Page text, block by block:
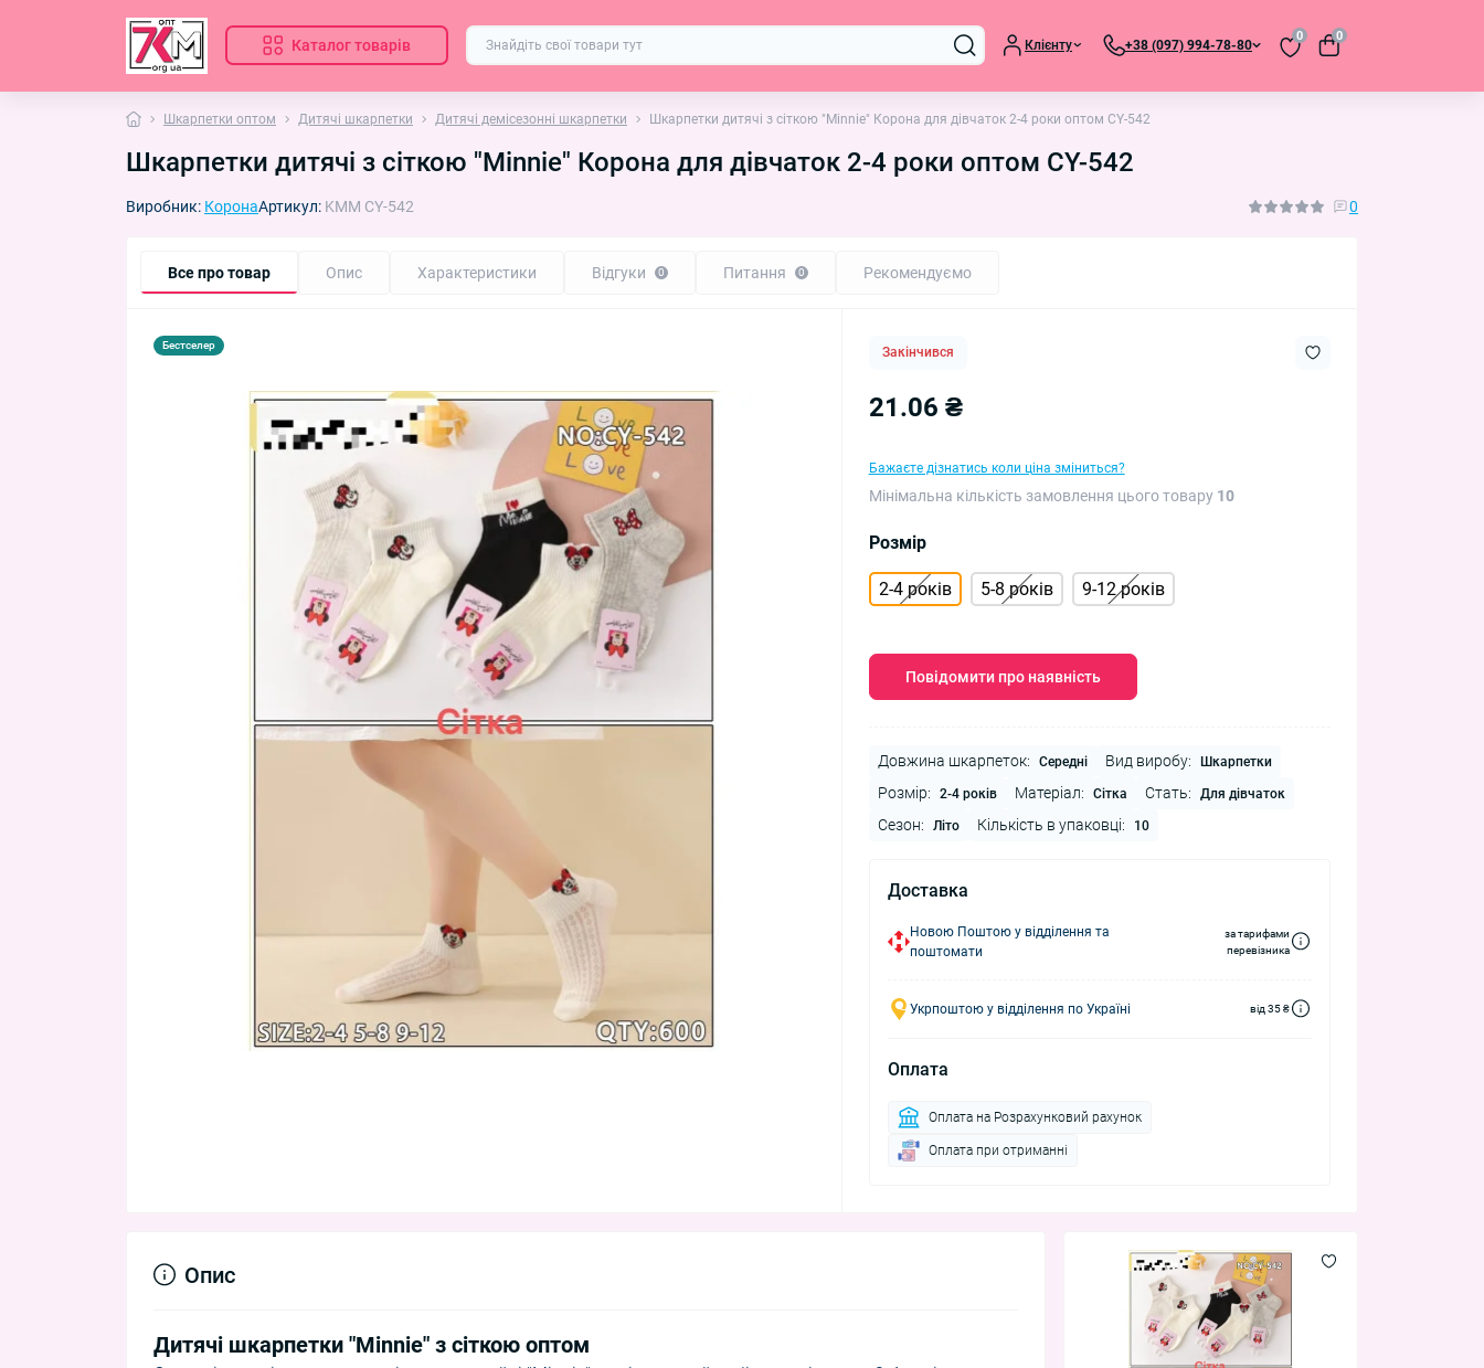
Каталог товарів Клієнту +38 (097) 994-78-80
0 0
Шкарпетки оптом Дитячі шкарпетки Дитячі демісезонні шкарпетки Шкарпетки дитячі з сіткою "Minnie" Корона для дівчаток 2-4 роки оптом CY-542
Шкарпетки дитячі з сіткою "Minnie" Корона для дівчаток 2-4 роки оптом CY-542
Виробник: КоронаАртикул: KMM CY-542 0
Все про товар Опис Характеристики Відгуки 0 Питання 0 Рекомендуємо
Бестселер Закінчився
21.06 ₴
Бажаєте дізнатись коли ціна зміниться?
Мінімальна кількість замовлення цього товару 10
Розмір
2-4 років 5-8 років 9-12 років
Повідомити про наявність
Довжина шкарпеток: Середні Вид виробу: Шкарпетки
Розмір: 2-4 років Матеріал: Сітка Стать: Для дівчаток
Сезон: Літо Кількість в упаковці: 10
Доставка
Новою Поштою у відділення та
поштомати
за тарифами
перевізника
Укрпоштою у відділення по Україні від 35 ₴
Оплата
Оплата на Розрахунковий рахунок
Оплата при отриманні
Опис
Дитячі шкарпетки "Minnie" з сіткою оптом